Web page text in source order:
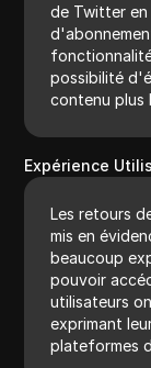
de Twitter
possibilité
contenu plus
Expérience
Les retours
mis en
beaucoup
pouvoir
utilisateurs
exprimant
plateformes